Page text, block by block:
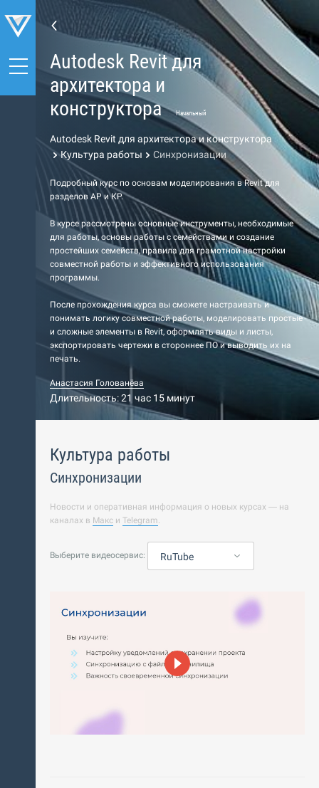
Autodesk Revit для
архитектора и
конструктора
Начальный
Autodesk Revit для архитектора и конструктора
Культура работы
Синхронизации
Подробный курс по основам моделирования в Revit для
разделов АР и КР.
В курсе рассмотрены основные инструменты, необходимые
для работы, основы работы с семействами и создание
простейших семейств, правила для грамотной настройки
совместной работы и эффективного использования
программы.
После прохождения курса вы сможете настраивать и
понимать логику совместной работы, моделировать простые
и сложные элементы в Revit, оформлять виды и листы,
экспортировать чертежи в стороннее ПО и выводить их на
печать.
Анастасия Голованёва
Длительность: 21 час 15 минут
Культура работы
Синхронизации
Новости и оперативная информация о новых курсах — на
каналах в Макс и Telegram.
Выберите видеосервис: RuTube